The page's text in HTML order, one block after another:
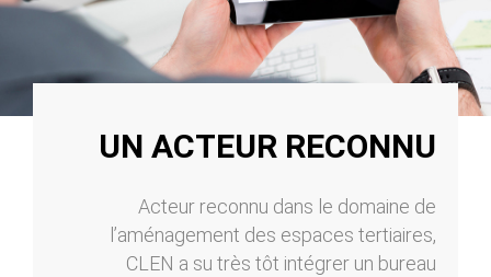
UN ACTEUR RECONNU
Acteur reconnu dans le domaine de
l’aménagement des espaces tertiaires,
CLEN a su très tôt intégrer un bureau